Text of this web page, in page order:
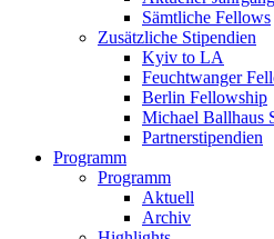
Sämtliche Fellows
Zusätzliche Stipendien
Kyiv to LA
Feuchtwanger
Berlin Fellowship
Michael Ballhaus
Partnerstipendien
Programm
Programm
Aktuell
Archiv